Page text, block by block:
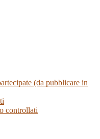
(da pubblicare in
controllati